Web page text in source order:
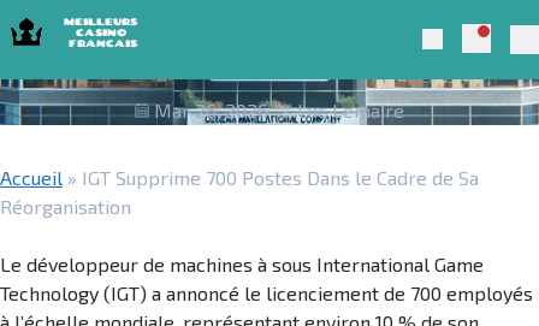
Skip to navigation
Skip to content
Meilleurs Casino Francais 2025
Search
IGT Supprime 700 Postes Dans le Cadre
de Sa Réorganisation
Mar 26, 2026 Luc Lemaire
Accueil » IGT Supprime 700 Postes Dans le Cadre de Sa
Réorganisation
Le développeur de machines à sous International Game
Technology (IGT) a annoncé le licenciement de 700 employés